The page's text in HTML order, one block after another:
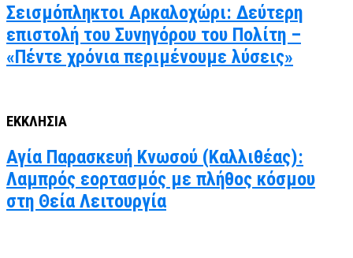
Σεισμόπληκτοι Αρκαλοχώρι: Δεύτερη
επιστολή του Συνηγόρου του Πολίτη –
«Πέντε χρόνια περιμένουμε λύσεις»
ΕΚΚΛΗΣΙΑ
Αγία Παρασκευή Κνωσού (Καλλιθέας):
Λαμπρός εορτασμός με πλήθος κόσμου
στη Θεία Λειτουργία